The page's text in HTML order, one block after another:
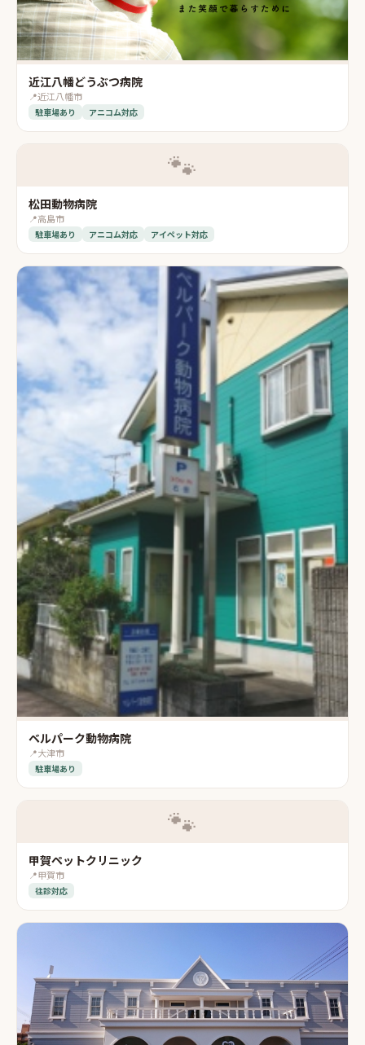
近江八幡どうぶつ病院
📍近江八幡市
駐車場あり アニコム対応
🐾
松田動物病院
📍高島市
駐車場あり アニコム対応 アイペット対応
ベルパーク動物病院
📍大津市
駐車場あり
🐾
甲賀ペットクリニック
📍甲賀市
往診対応